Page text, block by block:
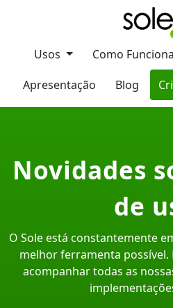
Usos Como Funciona
Apresentação
Blog
Novidades
de
O Sole está constantemente
melhor ferramenta possível.
acompanhar todas as